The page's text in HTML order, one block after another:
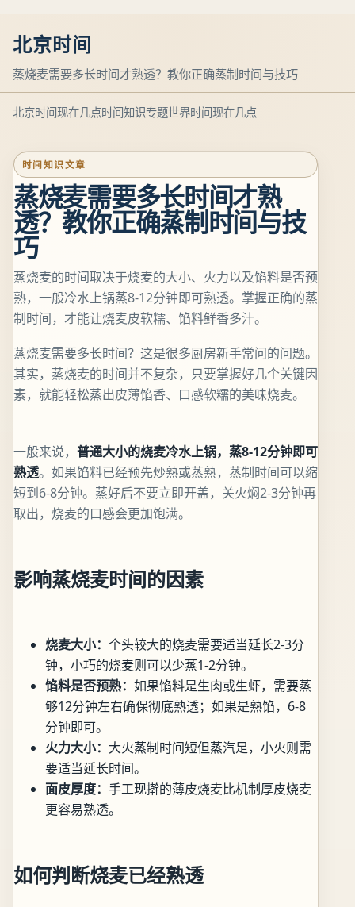
北京时间
蒸烧麦需要多长时间才熟透？教你正确蒸制时间与技巧
北京时间现在几点时间知识专题世界时间现在几点
时间知识文章
蒸烧麦需要多长时间才熟
透？教你正确蒸制时间与技
巧
蒸烧麦的时间取决于烧麦的大小、火力以及馅料是否预
熟，一般冷水上锅蒸8-12分钟即可熟透。掌握正确的蒸
制时间，才能让烧麦皮软糯、馅料鲜香多汁。
蒸烧麦需要多长时间？这是很多厨房新手常问的问题。
其实，蒸烧麦的时间并不复杂，只要掌握好几个关键因
素，就能轻松蒸出皮薄馅香、口感软糯的美味烧麦。
一般来说， 普通大小的烧麦冷水上锅，蒸8-12分钟即可
熟透。如果馅料已经预先炒熟或蒸熟，蒸制时间可以缩
短到6-8分钟。蒸好后不要立即开盖，关火焖2-3分钟再
取出，烧麦的口感会更加饱满。
影响蒸烧麦时间的因素
烧麦大小： 个头较大的烧麦需要适当延长2-3分
钟，小巧的烧麦则可以少蒸1-2分钟。
馅料是否预熟： 如果馅料是生肉或生虾，需要蒸
够12分钟左右确保彻底熟透；如果是熟馅，6-8
分钟即可。
火力大小： 大火蒸制时间短但蒸汽足，小火则需
要适当延长时间。
面皮厚度： 手工现擀的薄皮烧麦比机制厚皮烧麦
更容易熟透。
如何判断烧麦已经熟透